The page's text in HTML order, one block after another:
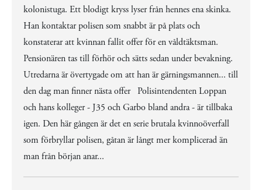
kolonistuga. Ett blodigt kryss lyser från hennes ena skinka.
Han kontaktar polisen som snabbt är på plats och
konstaterar att kvinnan fallit offer för en våldtäktsman.
Pensionären tas till förhör och sätts sedan under bevakning.
Utredarna är övertygade om att han är gärningsmannen... till
den dag man finner nästa offer Polisintendenten Loppan
och hans kolleger - J35 och Garbo bland andra - är tillbaka
igen. Den här gången är det en serie brutala kvinnoöverfall
som förbryllar polisen, gåtan är långt mer komplicerad än
man från början anar...